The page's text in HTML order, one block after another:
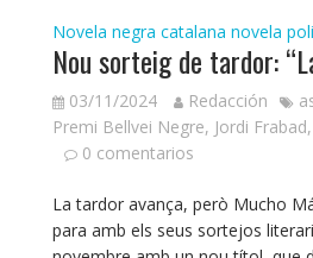
Novela negra catalana novela
Nou sorteig de tardor:
03/11/2024 Redacción
Premi Bellvei Negre, Jordi Frabad,
0 comentarios
La tardor avança, però Mucho
para amb els seus sortejos